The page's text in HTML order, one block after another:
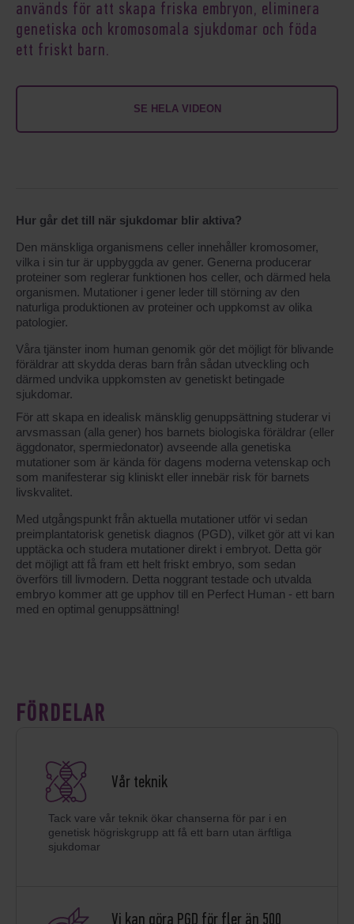
används för att skapa friska embryon, eliminera
genetiska och kromosomala sjukdomar och föda
ett friskt barn.
SE HELA VIDEON
Hur går det till när sjukdomar blir aktiva?
Den mänskliga organismens celler innehåller kromosomer,
vilka i sin tur är uppbyggda av gener. Generna producerar
proteiner som reglerar funktionen hos celler, och därmed hela
organismen. Mutationer i gener leder till störning av den
naturliga produktionen av proteiner och uppkomst av olika
patologier.
Våra tjänster inom human genomik gör det möjligt för blivande
föräldrar att skydda deras barn från sådan utveckling och
därmed undvika uppkomsten av genetiskt betingade
sjukdomar.
För att skapa en idealisk mänsklig genuppsättning studerar vi
arvsmassan (alla gener) hos barnets biologiska föräldrar (eller
äggdonator, spermiedonator) avseende alla genetiska
mutationer som är kända för dagens moderna vetenskap och
som manifesterar sig kliniskt eller innebär risk för barnets
livskvalitet.
Med utgångspunkt från aktuella mutationer utför vi sedan
preimplantatorisk genetisk diagnos (PGD), vilket gör att vi kan
upptäcka och studera mutationer direkt i embryot. Detta gör
det möjligt att få fram ett helt friskt embryo, som sedan
överförs till livmodern. Detta noggrant testade och utvalda
embryo kommer att ge upphov till en Perfect Human - ett barn
med en optimal genuppsättning!
FÖRDELAR
Vår teknik
Tack vare vår teknik ökar chanserna för par i en
genetisk högriskgrupp att få ett barn utan ärftliga
sjukdomar